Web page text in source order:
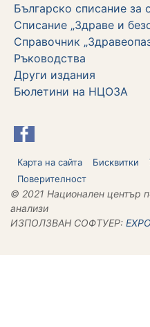
Българско списание за
Списание „Здраве и
Справочник
Ръководства
Други издания
Бюлетини на НЦОЗА
Карта на сайта Бисквитки
Поверителност
© 2021 Национален център
анализи
ИЗПОЛЗВАН СОФТУЕР: